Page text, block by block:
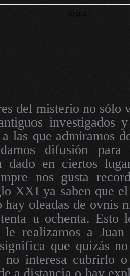
del misterio no sólo
investigados
las que admiramos
difusión
dado en ciertos
nos gusta
XXI ya saben que
oleadas de ovnis
u ochenta. Esto
le realizamos a
que quizás
no interesa cubrirlo